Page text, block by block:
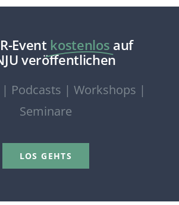
Event kostenlos auf
veröffentlichen
Podcasts | Workshops |
Seminare
LOS GEHTS